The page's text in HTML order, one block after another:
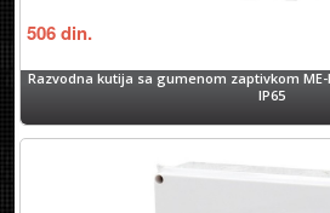
506din.
Razvodna kutija sa gumenom zaptivkom ME-
IP65